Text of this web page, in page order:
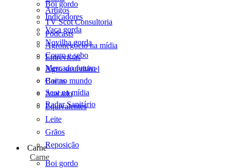
Artigos
TV Scot Consultoria
Podcasts
Agronegócio na mídia
Entrevistas
Agro sustentável
Cartas
Scot na mídia
Radar Sanitário
Boi gordo
Indicadores
Vaca gorda
Novilha gorda
Couro e sebo
Mercado futuro
Boi no mundo
Atacado
Equivalentes
Leite
Grãos
Reposição
Carne
Carne
Boi gordo